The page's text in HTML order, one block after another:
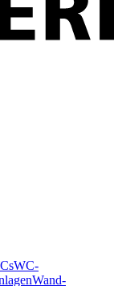
WC-
Wand-